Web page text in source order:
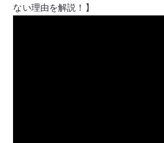
ない理由を解説！】